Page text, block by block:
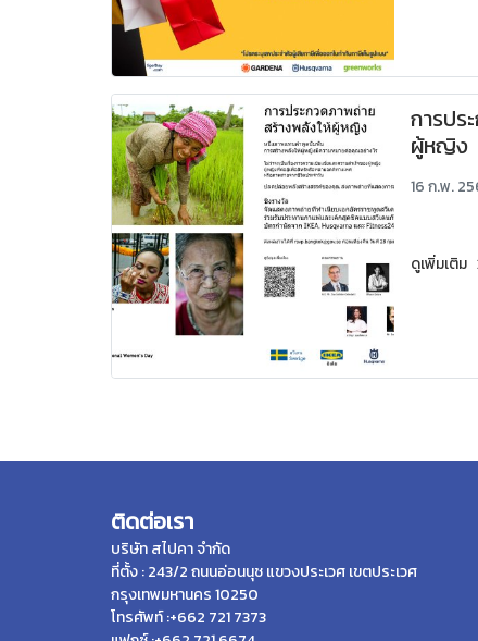
การปร
ผู้หญิง
16 ก.พ.
ดูเพิ่มเติม
ติดต่อเรา
บริษัท สไปคา จำกัด
ที่ตั้ง : 243/2 ถนนอ่อนนุช แขวงประเวศ เขตประเวศ
กรุงเทพมหานคร 10250
โทรศัพท์ :+662 721 7373